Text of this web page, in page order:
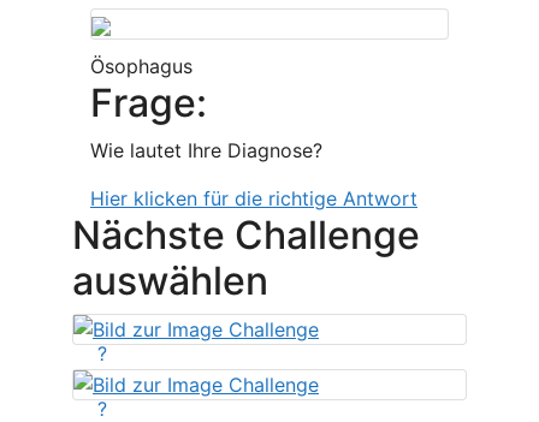
Ösophagus
Frage:
Wie lautet Ihre Diagnose?
Hier klicken für die richtige Antwort
Nächste Challenge
auswählen
?
?